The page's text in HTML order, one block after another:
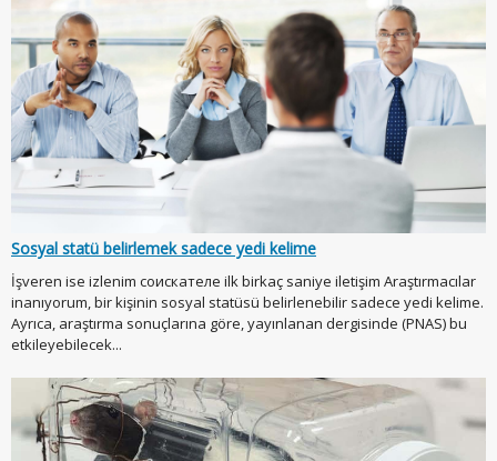
Sosyal statü belirlemek sadece yedi kelime
İşveren ise izlenim соискателе ilk birkaç saniye iletişim Araştırmacılar
inanıyorum, bir kişinin sosyal statüsü belirlenebilir sadece yedi kelime.
Ayrıca, araştırma sonuçlarına göre, yayınlanan dergisinde (PNAS) bu
etkileyebilecek...